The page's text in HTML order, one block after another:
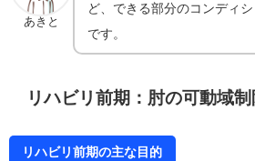
あきと
ど、できる部分のコンディ
です。
リハビリ前期：肘の可動域
リハビリ前期の主な目的